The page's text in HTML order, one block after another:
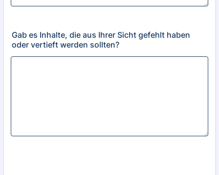
Gab es Inhalte, die aus Ihrer Sicht gefehlt haben
oder vertieft werden sollten?